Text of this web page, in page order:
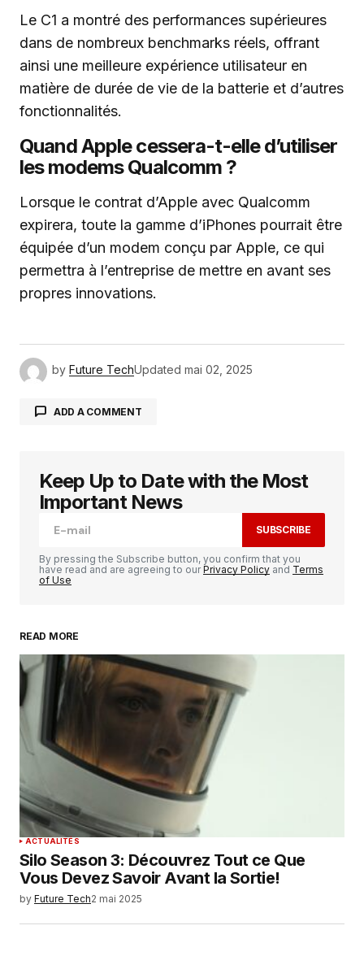
Le C1 a montré des performances supérieures
dans de nombreux benchmarks réels, offrant
ainsi une meilleure expérience utilisateur en
matière de durée de vie de la batterie et d’autres
fonctionnalités.
Quand Apple cessera-t-elle d’utiliser
les modems Qualcomm ?
Lorsque le contrat d’Apple avec Qualcomm
expirera, toute la gamme d’iPhones pourrait être
équipée d’un modem conçu par Apple, ce qui
permettra à l’entreprise de mettre en avant ses
propres innovations.
by Future TechUpdated mai 02, 2025
ADD A COMMENT
Votre adresse e-mail ne sera pas publiée. Les
champs obligatoires sont indiqués avec
Your Name
Your E-mail *
Enregistrer mon nom, mon e-mail et mon
site dans le navigateur pour mon prochain
commentaire.
SUBMIT COMMENT
Keep Up to Date with the Most
Important News
SUBSCRIBE
By pressing the Subscribe button, you confirm that you
have read and are agreeing to ourPrivacy Policy and Terms
of Use
READ MORE
ACTUALITÉS
Silo Season 3: Découvrez Tout ce Que
Vous Devez Savoir Avant la Sortie!
by Future Tech2 mai 2025